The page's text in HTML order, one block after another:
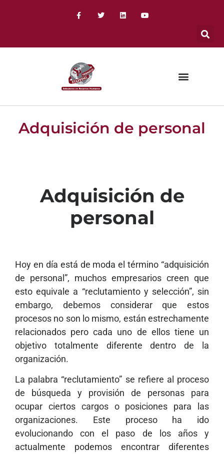
Adquisición de personal
Adquisición de
personal
Hoy en día está de moda el término “adquisición
de personal”, muchos empresarios creen que
esto equivale a “reclutamiento y selección”, sin
embargo, debemos considerar que estos
procesos no son lo mismo, están estrechamente
relacionados pero cada uno de ellos tiene un
objetivo totalmente diferente dentro de la
organización.
La palabra “reclutamiento” se refiere al proceso
de búsqueda y provisión de personas para
ocupar ciertos cargos o posiciones para las
organizaciones. Este proceso ha ido
evolucionando con el paso de los años y
actualmente podemos encontrar diferentes